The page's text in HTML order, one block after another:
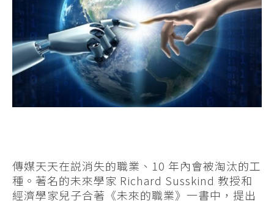
傳媒天天在説消失的職業、10 年內會被淘汰的工
種。著名的未來學家 Richard Susskind 教授和
經濟學家兒子合著《未來的職業》一書中，提出